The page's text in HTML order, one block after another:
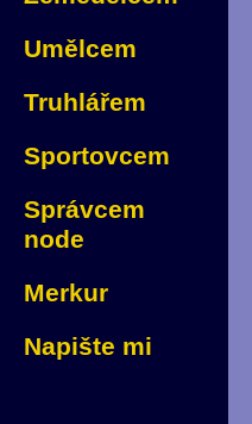
Umělcem
Truhlářem
Sportovcem
Správcem
node
Merkur
Napište mi